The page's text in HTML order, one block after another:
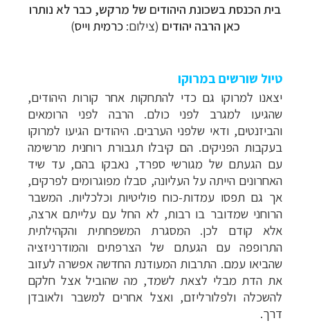
בית הכנסת בשכונת היהודים של מרקש, כבר לא נותרו
כאן הרבה יהודים (צילום:כרמית וייס)
טיול שורשים במרוקו
יצאנו למרוקו גם כדי להתחקות אחר קורות היהודים,
שהגיעו למגרב לפני כולם. הרבה לפני הרומאים
והביזנטים, ודאי שלפני הערבים. היהודים הגיעו למרוקו
בעקבות הפניקים. הם קיבלו תגבורת רוחנית מרשימה
עם הגעתם של מגורשי ספרד, נאבקו בהם, עד שיד
האחרונים הייתה על העליונה, סבלו מפוגרומים לפרקים,
אך גם תפסו עמדות-כוח פוליטיות וכלכליות. המשבר
הרוחני שמדובר בו רבות, לא החל עם עלייתם ארצה,
אלא קודם לכן. המסגרת המשפחתית והקהילתית
התרופפה עם הגעתם של הצרפתים והמודרניזציה
שהביאו עמם. התרבות המעודנת החדשה אפשרה לעזוב
את הדת מבלי לצאת לשמד, מה שהוביל אצל חלקם
להשכלה ולפלורליזם, ואצל אחרים למשבר ולאובדן
דרך.